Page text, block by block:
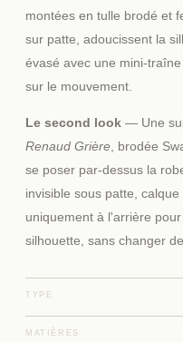
montées en tulle brodé et
sur patte, adoucissent la
évasé avec une mini-
sur le mouvement.
Le second look — Une
Renaud Grière , brodée
se poser par-dessus la
invisible sous patte,
uniquement à l'arrière
silhouette, sans changer
TYPE
MATIÈRES